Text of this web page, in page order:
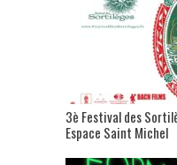
3è Festival des
Espace Saint Michel